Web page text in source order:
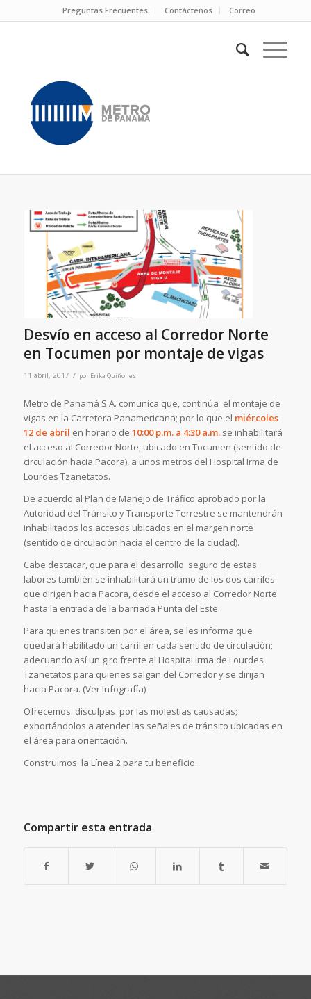
Preguntas Frecuentes Contáctenos Correo
Desvío en acceso al Corredor Norte
en Tocumen por montaje de vigas
11 abril, 2017 / por Erika Quiñones
Metro de Panamá S.A. comunica que, continúa el montaje de
vigas en la Carretera Panamericana; por lo que el miércoles
12 de abril en horario de 10:00 p.m. a 4:30 a.m.se inhabilitará
el acceso al Corredor Norte, ubicado en Tocumen (sentido de
circulación hacia Pacora), a unos metros del Hospital Irma de
Lourdes Tzanetatos.
De acuerdo al Plan de Manejo de Tráfico aprobado por la
Autoridad del Tránsito y Transporte Terrestre se mantendrán
inhabilitados los accesos ubicados en el margen norte
(sentido de circulación hacia el centro de la ciudad).
Cabe destacar, que para el desarrollo seguro de estas
labores también se inhabilitará un tramo de los dos carriles
que dirigen hacia Pacora, desde el acceso al Corredor Norte
hasta la entrada de la barriada Punta del Este.
Para quienes transiten por el área, se les informa que
quedará habilitado un carril en cada sentido de circulación;
adecuando así un giro frente al Hospital Irma de Lourdes
Tzanetatos para quienes salgan del Corredor y se dirijan
hacia Pacora. (Ver Infografía)
Ofrecemos disculpas por las molestias causadas;
exhortándolos a atender las señales de tránsito ubicadas en
el área para orientación.
Construimos la Línea 2 para tu beneficio.
Compartir esta entrada